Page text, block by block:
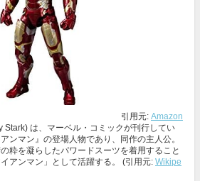
引用元: Amazon
Stark) は、マーベル・コミックが刊行してい
ンマン』の登場人物であり、同作の主人公。
粋を凝らしたパワードスーツを着用すること
アンマン」として活躍する。 (引用元: Wikipe